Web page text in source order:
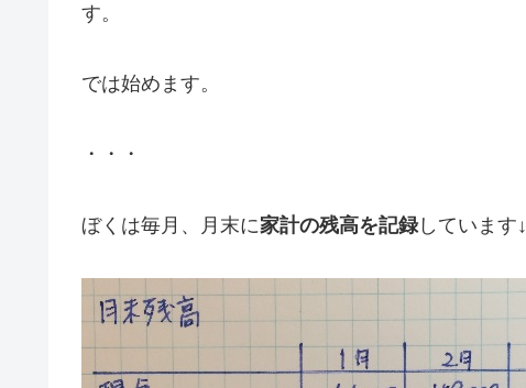
す。
では始めます。
・・・
ぼくは毎月、月末に家計の残高を記録しています↓